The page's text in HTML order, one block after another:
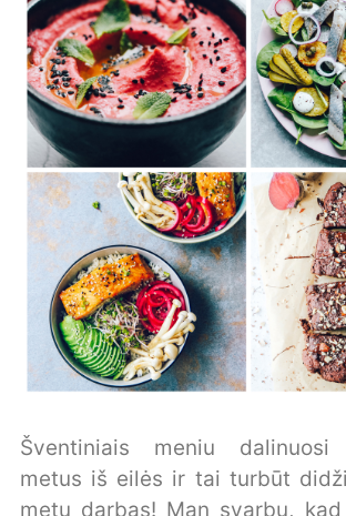
Šventiniais meniu
metus iš eilės ir tai turbūt
metų darbas! Man svarbu,